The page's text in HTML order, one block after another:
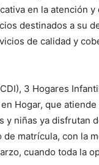
en la atención y
destinados a su
de calidad y
3 Hogares
Hogar, que
y niñas ya disfrutan
matrícula, con la
cuando toda la